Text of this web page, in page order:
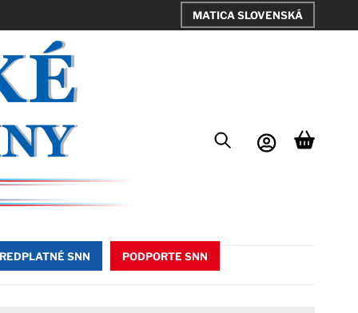
MATICA SLOVENSKÁ
SNN PODPORTE SNN